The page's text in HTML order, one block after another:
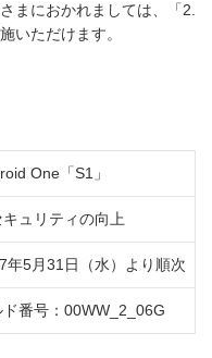
まにおかれましては、「2.
いただけます。
One「S1」
キュリティの向上
年5月31日（水）より順次
ド番号：00WW_2_06G